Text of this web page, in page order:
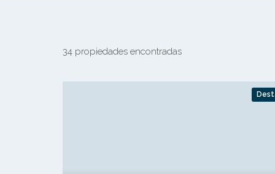
34 propiedades encontradas